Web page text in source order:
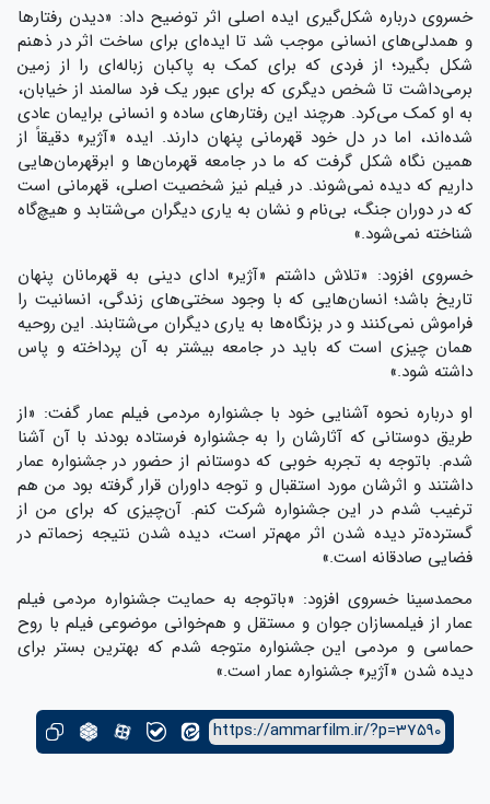
خسروی درباره شکل‌گیری ایده اصلی اثر توضیح داد: «دیدن رفتار‌ها
و همدلی‌های انسانی موجب شد تا ایده‌ای برای ساخت اثر در ذهنم
شکل بگیرد؛ از فردی که برای کمک به پاکبان زباله‌ای را از زمین
برمی‌داشت تا شخص دیگری که برای عبور یک فرد سالمند از خیابان،
به او کمک می‌کرد. هرچند این رفتار‌های ساده و انسانی برایمان عادی
شده‌اند، اما در دل خود قهرمانی پنهان دارند. ایده «آژیر» دقیقاً از
همین نگاه شکل گرفت که ما در جامعه قهرمان‌ها و ابرقهرمان‌هایی
داریم که دیده نمی‌شوند. در فیلم نیز شخصیت اصلی، قهرمانی است
که در دوران جنگ، بی‌نام و نشان به یاری دیگران می‌شتابد و هیچ‌گاه
شناخته نمی‌شود.»
خسروی افزود: «تلاش داشتم «آژیر» ادای دینی به قهرمانان پنهان
تاریخ باشد؛ انسان‌هایی که با وجود سختی‌های زندگی، انسانیت را
فراموش نمی‌کنند و در بزنگاه‌ها به یاری دیگران می‌شتابند. این روحیه
همان چیزی است که باید در جامعه بیشتر به آن پرداخته و پاس
داشته شود.»
او درباره نحوه آشنایی خود با جشنواره مردمی فیلم عمار گفت: «از
طریق دوستانی که آثارشان را به جشنواره فرستاده بودند با آن آشنا
شدم. باتوجه به تجربه خوبی که دوستانم از حضور در جشنواره عمار
داشتند و اثرشان مورد استقبال و توجه داوران قرار گرفته بود من هم
ترغیب شدم در این جشنواره شرکت کنم. آن‌چیزی که برای من از
گسترده‌تر دیده شدن اثر مهم‌تر است، دیده شدن نتیجه زحماتم در
فضایی صادقانه است.»
محمدسینا خسروی افزود: «باتوجه به حمایت جشنواره مردمی فیلم
عمار از فیلمسازان جوان و مستقل و هم‌خوانی موضوعی فیلم با روح
حماسی و مردمی این جشنواره متوجه شدم که بهترین بستر برای
دیده شدن «آژیر» جشنواره عمار است.»
https://ammarfilm.ir/?p=37590